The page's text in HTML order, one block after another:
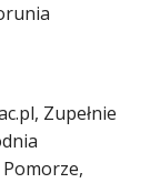
Zupełnie